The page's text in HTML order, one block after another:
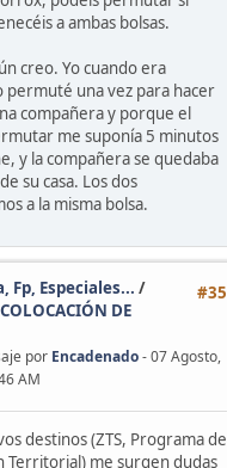
a ambas bolsas.
creo. Yo cuando era
permuté una vez para hacer
compañera y porque el
me suponía 5 minutos
y la compañera se quedaba
su casa. Los dos
a la misma bolsa.
#35
Fp, Especiales... /
DE
por Encadenado- 07 Agosto,
AM
destinos (ZTS, Programa de
Territorial) me surgen dudas